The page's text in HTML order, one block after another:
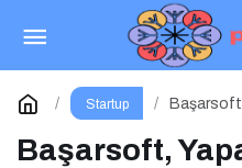
Startup
Başarsoft,
Marka İnisiyatifi
Üniversitesi’nde!
Yorum Yap